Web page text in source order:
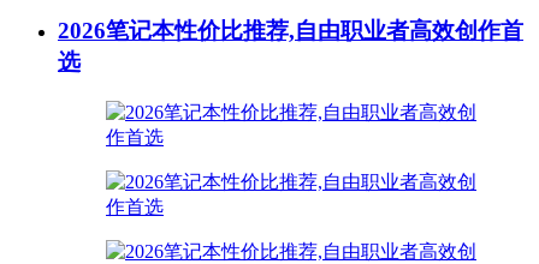
2026笔记本性价比推荐,自由职业者高效创作首
选